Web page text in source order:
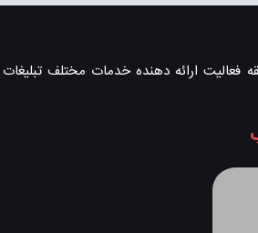
فعالیت ارائه دهنده خدمات مختلف تبلیغات